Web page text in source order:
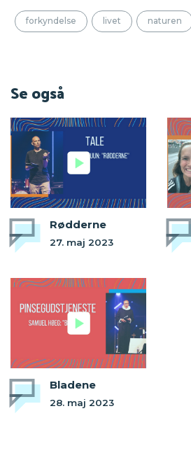
forkyndelse livet naturen
Se også
Rødderne
27. maj 2023
Bladene
28. maj 2023